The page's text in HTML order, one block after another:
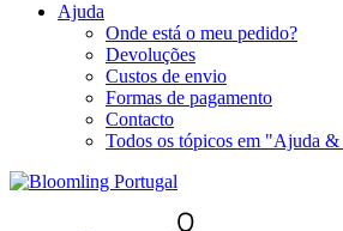
Ajuda
Onde está o meu pedido?
Devoluções
Custos de envio
Formas de pagamento
Contacto
Todos os tópicos em "Ajuda &